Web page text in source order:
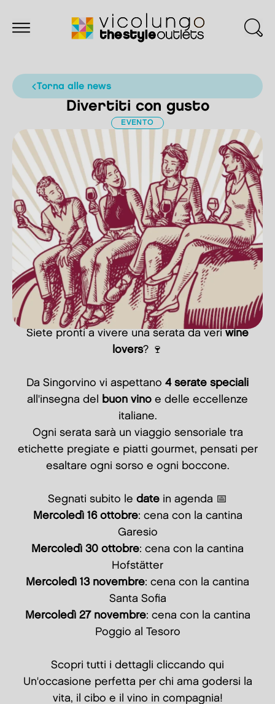
torna alle news
Divertiti con gusto
EVENTO
Siete pronti a vivere una serata da veri wine
lovers? 🍷
Da Singorvino vi aspettano 4 serate speciali
all'insegna del
buon vino e delle eccellenze
italiane.
Ogni serata sarà un viaggio sensoriale tra
etichette pregiate e piatti gourmet, pensati per
esaltare ogni sorso e ogni boccone.
Segnati subito le date in agenda 📅
Mercoledì 16 ottobre: cena con la cantina
Garesio
Mercoledì 30 ottobre: cena con la cantina
Hofstätter
Mercoledì 13 novembre: cena con la cantina
Santa Sofia
Mercoledì 27 novembre: cena con la cantina
Poggio al Tesoro
Scopri tutti i dettagli cliccando qui
Un'occasione perfetta per chi ama godersi la
vita, il cibo e il vino in compagnia!